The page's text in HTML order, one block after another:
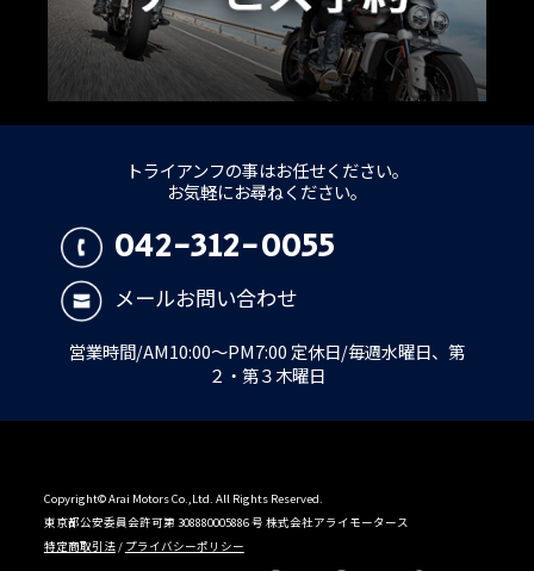
トライアンフの事はお任せください。
お気軽にお尋ねください。
042-312-0055
メールお問い合わせ
営業時間/AM10:00～PM7:00 定休日/毎週水曜日、第
２・第３木曜日
Copyright© Arai Motors Co.,Ltd. All Rights Reserved.
東京都公安委員会許可第 308880005886 号 株式会社アライモータース
特定商取引法/ プライバシーポリシー